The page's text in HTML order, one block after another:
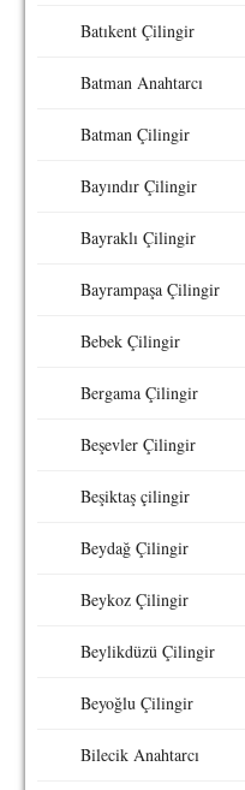
Batıkent Çilingir
Batman Anahtarcı
Batman Çilingir
Bayındır Çilingir
Bayraklı Çilingir
Bayrampaşa Çilingir
Bebek Çilingir
Bergama Çilingir
Beşevler Çilingir
Beşiktaş çilingir
Beydağ Çilingir
Beykoz Çilingir
Beylikdüzü Çilingir
Beyoğlu Çilingir
Bilecik Anahtarcı